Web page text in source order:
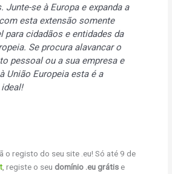
Junte-se à Europa e expanda a
esta extensão somente
para cidadãos e entidades da
Se procura alavancar o
pessoal ou a sua empresa e
União Europeia esta é a
o registo do seu site .eu! Só até 9 de
, registe o seu domínio .eu grátis e